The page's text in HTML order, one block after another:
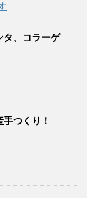
タ、コラーゲ
つくり！